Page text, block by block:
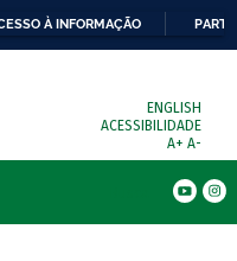
À INFORMAÇÃO
ENGLISH
ACESSIBILIDADE
A+ A-